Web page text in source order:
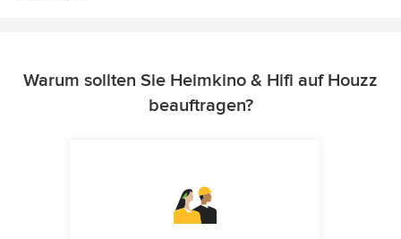
Warum sollten Sie Heimkino & Hifi auf Houzz
beauftragen?